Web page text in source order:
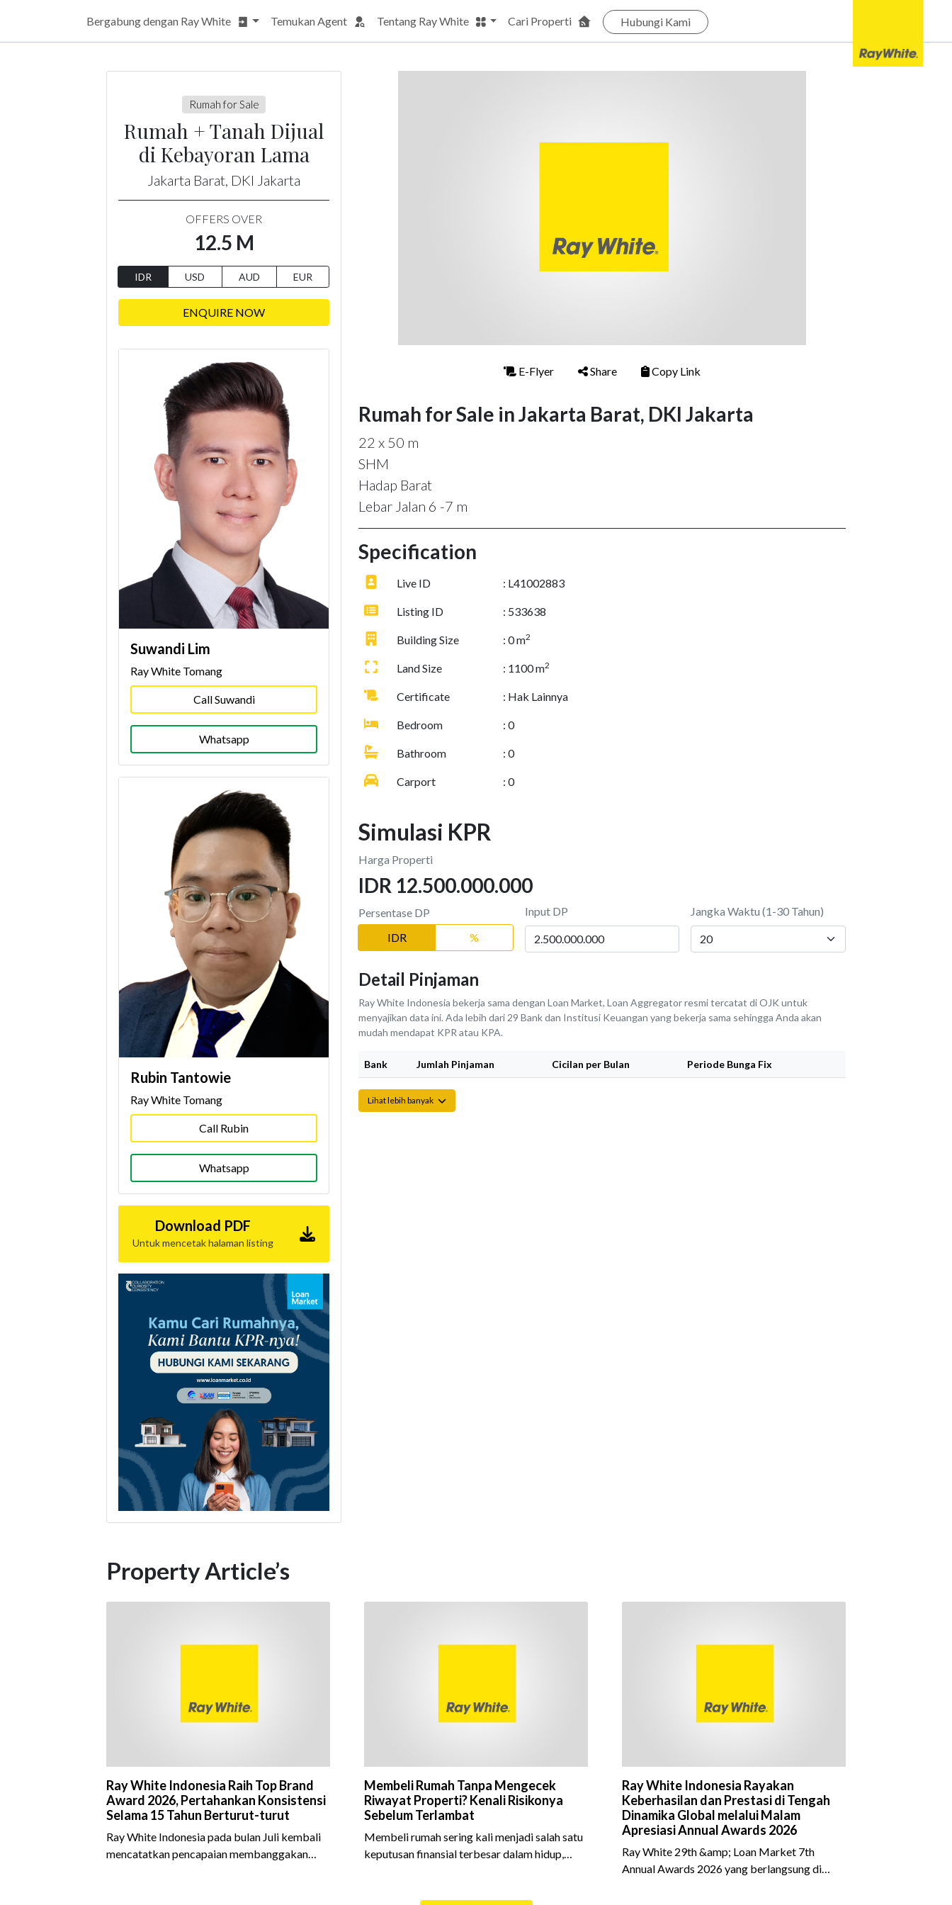
Bergabung dengan Ray White Temukan Agent Tentang Ray White Cari Properti Hubungi Kami
Rumah for Sale
Rumah + Tanah Dijual
di Kebayoran Lama
Jakarta Barat, DKI Jakarta
OFFERS OVER
12.5 M
IDR USD AUD EUR
ENQUIRE NOW
Suwandi Lim
Ray White Tomang
Call Suwandi
Whatsapp
Rubin Tantowie
Ray White Tomang
Call Rubin
Whatsapp
Download PDF
Untuk mencetak halaman listing
E-Flyer Share Copy Link
Rumah for Sale in Jakarta Barat, DKI Jakarta
22 x 50 m
SHM
Hadap Barat
Lebar Jalan 6 -7 m
Specification
Live ID : L41002883
Listing ID : 533638
Building Size : 0 m2
Land Size : 1100 m2
Certificate : Hak Lainnya
Bedroom : 0
Bathroom : 0
Carport : 0
Simulasi KPR
Harga Properti
IDR 12.500.000.000
Persentase DP
IDR
%
Input DP Jangka Waktu (1-30 Tahun)
Detail Pinjaman
Ray White Indonesia bekerja sama dengan Loan Market, Loan Aggregator resmi tercatat di OJK untuk
menyajikan data ini. Ada lebih dari 29 Bank dan Institusi Keuangan yang bekerja sama sehingga Anda akan
mudah mendapat KPR atau KPA.
Bank Jumlah Pinjaman Cicilan per Bulan Periode Bunga Fix
Lihat lebih banyak
Property Article’s
Ray White Indonesia Raih Top Brand
Award 2026, Pertahankan Konsistensi
Selama 15 Tahun Berturut-turut
Ray White Indonesia pada bulan Juli kembali
mencatatkan pencapaian membanggakan
Membeli Rumah Tanpa Mengecek
Riwayat Properti? Kenali Risikonya
Sebelum Terlambat
Membeli rumah sering kali menjadi salah satu
keputusan finansial terbesar dalam hidup,
Ray White Indonesia Rayakan
Keberhasilan dan Prestasi di Tengah
Dinamika Global melalui Malam
Apresiasi Annual Awards 2026
Ray White 29th &amp; Loan Market 7th
Annual Awards 2026 yang berlangsung di